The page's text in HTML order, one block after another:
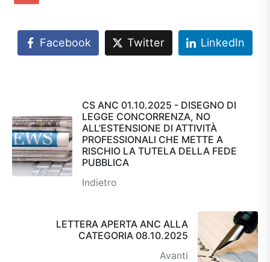
Facebook Twitter LinkedIn
CS ANC 01.10.2025 - DISEGNO DI
LEGGE CONCORRENZA, NO
ALL’ESTENSIONE DI ATTIVITÀ
PROFESSIONALI CHE METTE A
RISCHIO LA TUTELA DELLA FEDE
PUBBLICA
Indietro
LETTERA APERTA ANC ALLA
CATEGORIA 08.10.2025
Avanti